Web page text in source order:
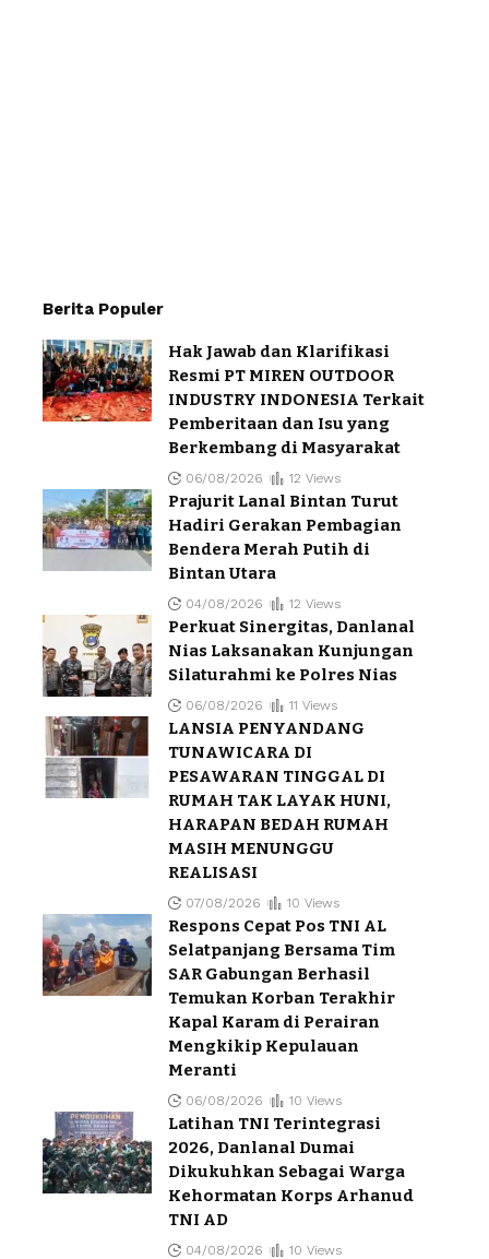
Berita Populer
Hak Jawab dan Klarifikasi
Resmi PT MIREN OUTDOOR
INDUSTRY INDONESIA Terkait
Pemberitaan dan Isu yang
Berkembang di Masyarakat
06/08/2026 12 Views
Prajurit Lanal Bintan Turut
Hadiri Gerakan Pembagian
Bendera Merah Putih di
Bintan Utara
04/08/2026 12 Views
Perkuat Sinergitas, Danlanal
Nias Laksanakan Kunjungan
Silaturahmi ke Polres Nias
06/08/2026 11 Views
LANSIA PENYANDANG
TUNAWICARA DI
PESAWARAN TINGGAL DI
RUMAH TAK LAYAK HUNI,
HARAPAN BEDAH RUMAH
MASIH MENUNGGU
REALISASI
07/08/2026 10 Views
Respons Cepat Pos TNI AL
Selatpanjang Bersama Tim
SAR Gabungan Berhasil
Temukan Korban Terakhir
Kapal Karam di Perairan
Mengkikip Kepulauan
Meranti
06/08/2026 10 Views
Latihan TNI Terintegrasi
2026, Danlanal Dumai
Dikukuhkan Sebagai Warga
Kehormatan Korps Arhanud
TNI AD
04/08/2026 10 Views